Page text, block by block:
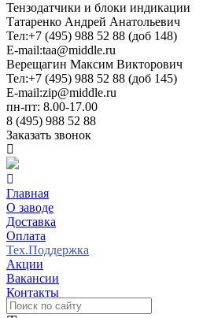
Тензодатчики и блоки индикации
Татаренко Андрей Анатольевич
Тел:+7 (495) 988 52 88 (доб 148)
E-mail:taa@middle.ru
Верещагин Максим Викторович
Тел:+7 (495) 988 52 88 (доб 145)
E-mail:zip@middle.ru
пн-пт: 8.00-17.00
8 (495) 988 52 88
Заказать звонок
Главная
О заводе
Доставка
Оплата
Тех.Поддержка
Акции
Вакансии
Контакты